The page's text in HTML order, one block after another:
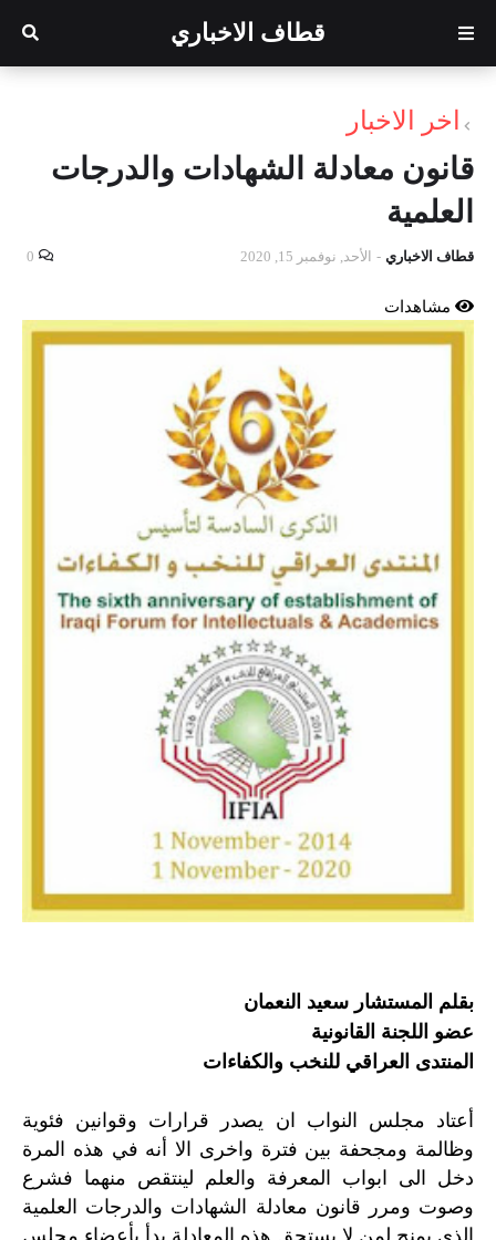
قطاف الاخباري
اخر الاخبار
قانون معادلة الشهادات والدرجات
العلمية
قطاف الاخباري - الأحد, نوفمبر 15, 2020 0
مشاهدات
بقلم المستشار سعيد النعمان
عضو اللجنة القانونية
المنتدى العراقي للنخب والكفاءات
أعتاد مجلس النواب ان يصدر قرارات وقوانين فئوية
وظالمة ومجحفة بين فترة واخرى الا أنه في هذه المرة
دخل الى ابواب المعرفة والعلم لينتقص منهما فشرع
وصوت ومرر قانون معادلة الشهادات والدرجات العلمية
الذي يمنح لمن لا يستحق هذه المعادلة بدأ بأعضاء مجلس